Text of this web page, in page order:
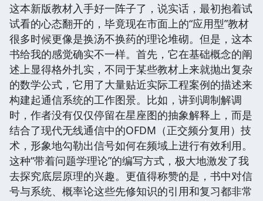
这本新版教材入手好一阵子了，说实话，最初抱着试
试看的心态翻开的，毕竟现在市面上的“应用型”教材
很多时候更像是换汤不换药的理论堆砌。但是，这本
书给我的感觉确实不一样。首先，它在基础概念的阐
述上显得格外扎实，不同于某些教材上来就抛出复杂
的数学公式，它用了大量贴近实际工程案例的描述来
构建起通信系统的工作图景。比如，讲到调制解调
时，作者没有仅仅停留在星座图的抽象解释上，而是
结合了现代无线通信中的OFDM（正交频分复用）技
术，形象地勾勒出信号如何在频域上进行有效利用。
这种“带着问题学理论”的编写方式，极大地激发了我
去探究底层原理的兴趣。更值得称赞的是，书中对信
号与系统、概率论这些先修知识的引用和复习都非常